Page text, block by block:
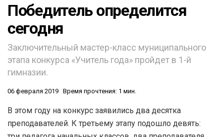
Победитель определится
сегодня
Заключительный мастер-класс муниципального
этапа конкурса «Учитель года» пройдет в 1-й
гимназии.
06 февраля 2019 Время прочтения: 1 мин.
В этом году на конкурс заявились два десятка
преподавателей. К третьему этапу подошло девять: